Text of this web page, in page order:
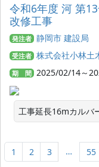
令和6年度 河 第
改修工事
発注者 静岡市 建設局
受注者 株式会社小林土
期 間 2025/02/14～
工事延長16mカルバ
1 2 3 … 55